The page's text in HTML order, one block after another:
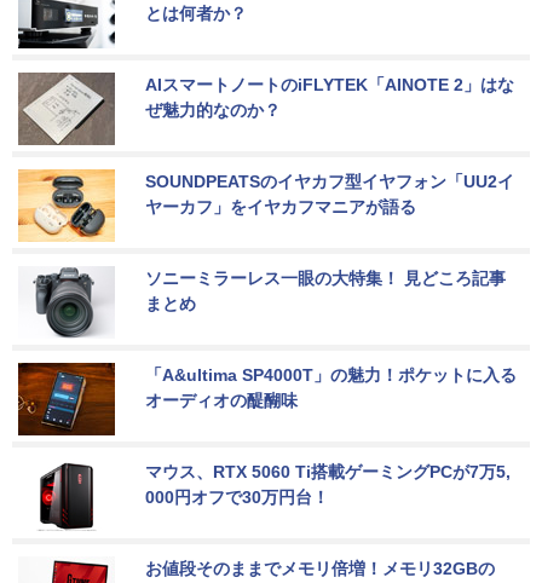
とは何者か？
AIスマートノートのiFLYTEK「AINOTE 2」はな
ぜ魅力的なのか？
SOUNDPEATSのイヤカフ型イヤフォン「UU2イ
ヤーカフ」をイヤカフマニアが語る
ソニーミラーレス一眼の大特集！ 見どころ記事
まとめ
「A&ultima SP4000T」の魅力！ポケットに入る
オーディオの醍醐味
マウス、RTX 5060 Ti搭載ゲーミングPCが7万5,
000円オフで30万円台！
お値段そのままでメモリ倍増！メモリ32GBの